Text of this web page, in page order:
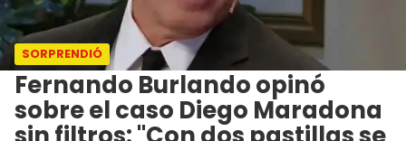
SORPRENDIÓ
Fernando Burlando opinó
sobre el caso Diego Maradona